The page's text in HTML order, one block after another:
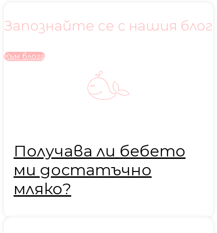
Запознайте се с нашия блог
Към блога
Получава ли бебето
ми достатъчно
мляко?